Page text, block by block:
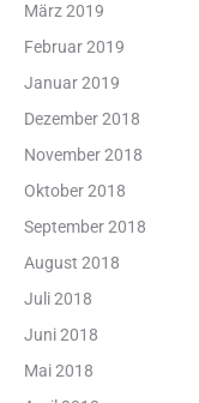
März 2019
Februar 2019
Januar 2019
Dezember 2018
November 2018
Oktober 2018
September 2018
August 2018
Juli 2018
Juni 2018
Mai 2018